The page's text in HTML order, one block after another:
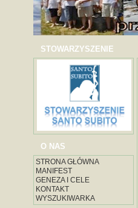
STOWARZYSZENIE
O NAS
STRONA GŁÓWNA
MANIFEST
GENEZA I CELE
KONTAKT
WYSZUKIWARKA